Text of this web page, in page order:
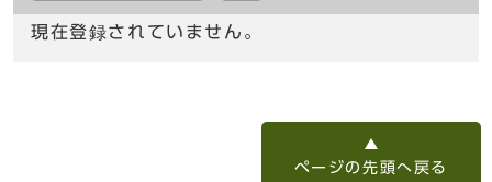
現在登録されていません。
ページの先頭へ戻る